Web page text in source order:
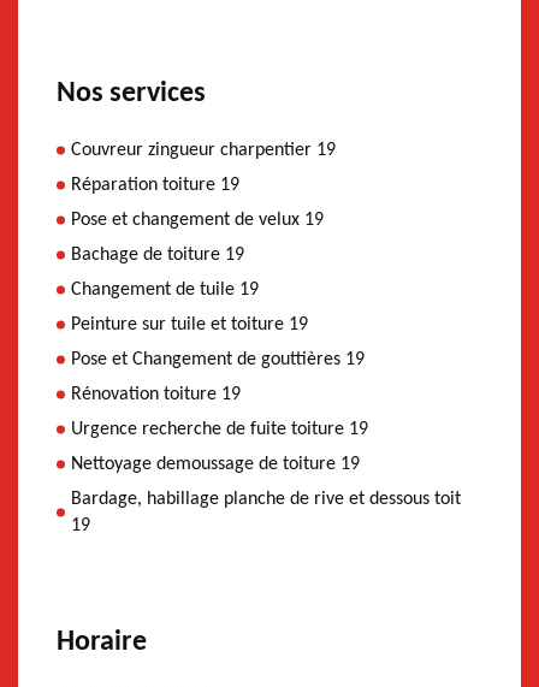
Nos services
Couvreur zingueur charpentier 19
Réparation toiture 19
Pose et changement de velux 19
Bachage de toiture 19
Changement de tuile 19
Peinture sur tuile et toiture 19
Pose et Changement de gouttières 19
Rénovation toiture 19
Urgence recherche de fuite toiture 19
Nettoyage demoussage de toiture 19
Bardage, habillage planche de rive et dessous toit
19
Horaire